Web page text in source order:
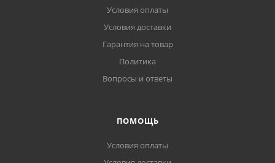
Условия оплаты
Условия доставки
Гарантия на товар
Политика
Вопросы и ответы
ПОМОЩЬ
Условия оплаты